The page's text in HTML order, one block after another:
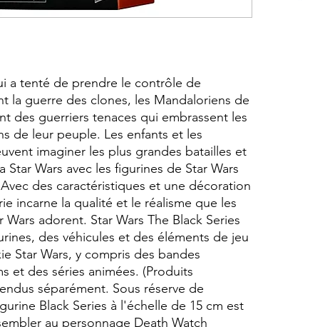
a tenté de prendre le contrôle de
la guerre des clones, les Mandaloriens de
des guerriers tenaces qui embrassent les
de leur peuple. Les enfants et les
imaginer les plus grandes batailles et
Star Wars avec les figurines de Star Wars
des caractéristiques et une décoration
incarne la qualité et le réalisme que les
Wars adorent. Star Wars The Black Series
des véhicules et des éléments de jeu
Star Wars, y compris des bandes
et des séries animées. (Produits
séparément. Sous réserve de
Black Series à l'échelle de 15 cm est
au personnage Death Watch